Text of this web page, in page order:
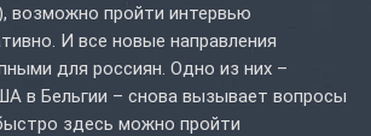
возможно пройти интервью
И все новые направления
для россиян. Одно из них –
в Бельгии – снова вызывает вопросы
здесь можно пройти